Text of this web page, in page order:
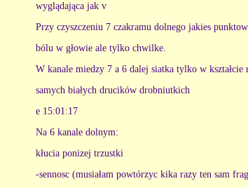
wyglądająca jak v
Przy czyszczeniu 7 czakramu dolnego jakies
bólu w głowie ale tylko chwilke.
W kanale miedzy 7 a 6 dalej siatka tylko w kształcie
samych białych drucików drobniutkich
e 15:01:17
Na 6 kanale dolnym:
kłucia ponizej trzustki
-sennosc (musiałam powtórzyc kika razy ten sam